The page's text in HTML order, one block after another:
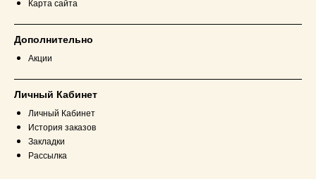
Карта сайта
Дополнительно
Акции
Личный Кабинет
Личный Кабинет
История заказов
Закладки
Рассылка